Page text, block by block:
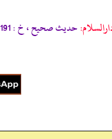
حديث صحيح ، خ : 1191 ، م : 1399 ، وهذا إسناد ضعيف لضعف عبد الله بن نافع .